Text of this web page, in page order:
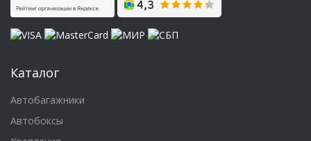
Каталог
Автобагажники
Автобоксы